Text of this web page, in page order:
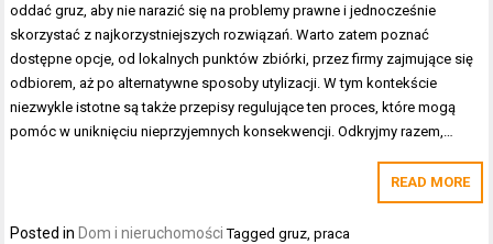
oddać gruz, aby nie narazić się na problemy prawne i jednocześnie
skorzystać z najkorzystniejszych rozwiązań. Warto zatem poznać
dostępne opcje, od lokalnych punktów zbiórki, przez firmy zajmujące się
odbiorem, aż po alternatywne sposoby utylizacji. W tym kontekście
niezwykle istotne są także przepisy regulujące ten proces, które mogą
pomóc w uniknięciu nieprzyjemnych konsekwencji. Odkryjmy razem,…
READ MORE
Posted in Dom i nieruchomości Taggedgruz ,praca